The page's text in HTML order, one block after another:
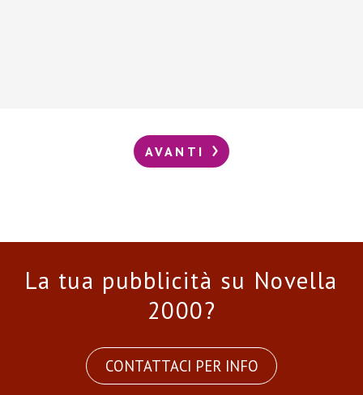
AVANTI
La tua pubblicità su Novella
2000?
CONTATTACI PER INFO